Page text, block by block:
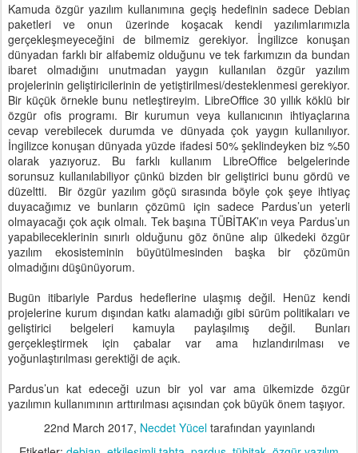
Kamuda özgür yazılım kullanımına geçiş hedefinin sadece Debian
paketleri ve onun üzerinde koşacak kendi yazılımlarımızla
gerçekleşmeyeceğini de bilmemiz gerekiyor. İngilizce konuşan
dünyadan farklı bir alfabemiz olduğunu ve tek farkımızın da bundan
ibaret olmadığını unutmadan yaygın kullanılan özgür yazılım
projelerinin geliştiricilerinin de yetiştirilmesi/desteklenmesi gerekiyor.
Bir küçük örnekle bunu netleştireyim. LibreOffice 30 yıllık köklü bir
özgür ofis programı. Bir kurumun veya kullanıcının ihtiyaçlarına
cevap verebilecek durumda ve dünyada çok yaygın kullanılıyor.
İngilizce konuşan dünyada yüzde ifadesi 50% şeklindeyken biz %50
olarak yazıyoruz. Bu farklı kullanım LibreOffice belgelerinde
sorunsuz kullanılabiliyor çünkü bizden bir geliştirici bunu gördü ve
düzeltti. Bir özgür yazılım göçü sırasında böyle çok şeye ihtiyaç
duyacağımız ve bunların çözümü için sadece Pardus’un yeterli
olmayacağı çok açık olmalı. Tek başına TÜBİTAK’ın veya Pardus’un
yapabileceklerinin sınırlı olduğunu göz önüne alıp ülkedeki özgür
yazılım ekosisteminin büyütülmesinden başka bir çözümün
olmadığını düşünüyorum.
Bugün itibariyle Pardus hedeflerine ulaşmış değil. Henüz kendi
projelerine kurum dışından katkı alamadığı gibi sürüm politikaları ve
geliştirici belgeleri kamuyla paylaşılmış değil. Bunları
gerçekleştirmek için çabalar var ama hızlandırılması ve
yoğunlaştırılması gerektiği de açık.
Pardus’un kat edeceği uzun bir yol var ama ülkemizde özgür
yazılımın kullanımının arttırılması açısından çok büyük önem taşıyor.
22nd March 2017, Necdet Yüceltarafından yayınlandı